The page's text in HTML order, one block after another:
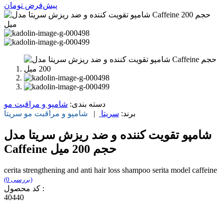
پیش‌فرض تومان
دسته بندی: شامپو و مراقبت مو
برند: سریتا | شامپو و مراقبت مو سریتا
شامپو تقویت کننده و ضد ریزش سریتا مدل
Caffeine حجم 200 میل
cerita strengthening and anti hair loss shampoo serita model caffeine
(0 بررسی)
کد محصول :
40440